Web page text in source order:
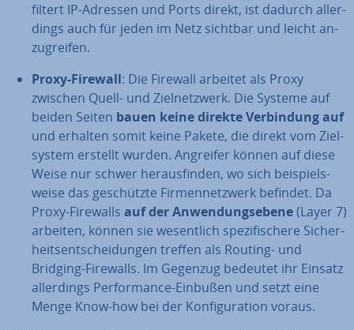
filtert IP-Adressen und Ports direkt, ist dadurch al­ler­
dings auch für jeden im Netz sichtbar und leicht an­
zu­grei­fen.
Proxy-Firewall: Die Firewall arbeitet als Proxy
zwischen Quell- und Ziel­netz­werk. Die Systeme auf
beiden Seiten bauen keine direkte Ver­bin­dung auf
und erhalten somit keine Pakete, die direkt vom Ziel­
sys­tem erstellt wurden. Angreifer können auf diese
Weise nur schwer her­aus­fin­den, wo sich bei­spiels­
wei­se das ge­schütz­te Fir­men­netz­werk befindet. Da
Proxy-Firewalls auf der An­wen­dungs­ebe­ne(Layer 7)
arbeiten, können sie we­sent­lich spe­zi­fi­sche­re Si­cher­
heits­ent­schei­dun­gen treffen als Routing- und
Bridging-Firewalls. Im Gegenzug bedeutet ihr Einsatz
al­ler­dings Per­for­mance-Einbußen und setzt eine
Menge Know-how bei der Kon­fi­gu­ra­ti­on voraus.